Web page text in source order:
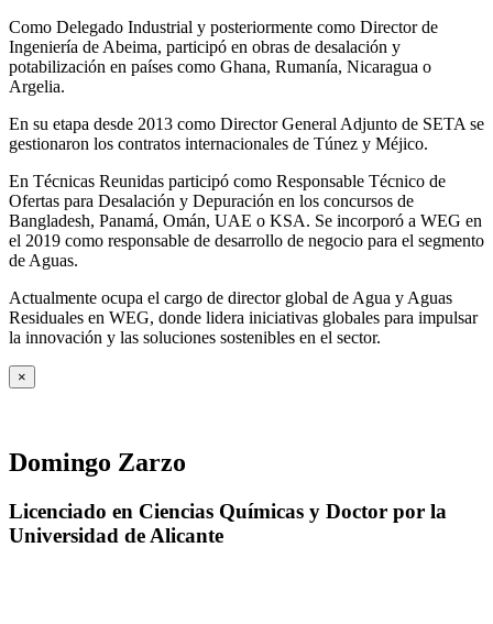
Como Delegado Industrial y posteriormente como Director de
Ingeniería de Abeima, participó en obras de desalación y
potabilización en países como Ghana, Rumanía, Nicaragua o
Argelia.
En su etapa desde 2013 como Director General Adjunto de SETA se
gestionaron los contratos internacionales de Túnez y Méjico.
En Técnicas Reunidas participó como Responsable Técnico de
Ofertas para Desalación y Depuración en los concursos de
Bangladesh, Panamá, Omán, UAE o KSA. Se incorporó a WEG en
el 2019 como responsable de desarrollo de negocio para el segmento
de Aguas.
Actualmente ocupa el cargo de director global de Agua y Aguas
Residuales en WEG, donde lidera iniciativas globales para impulsar
la innovación y las soluciones sostenibles en el sector.
×
Domingo Zarzo
Licenciado en Ciencias Químicas y Doctor por la
Universidad de Alicante